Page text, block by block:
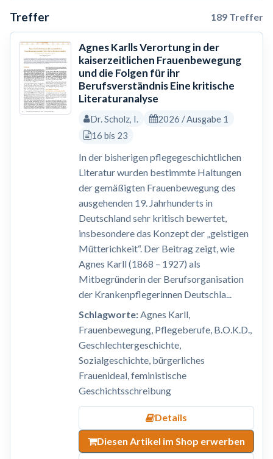
Treffer 189 Treffer
Agnes Karlls Verortung in der
kaiserzeitlichen Frauenbewegung
und die Folgen für ihr
Berufsverständnis Eine kritische
Literaturanalyse
Dr. Scholz, I.
2026 / Ausgabe 1
16 bis 23
In der bisherigen pflegegeschichtlichen
Literatur wurden bestimmte Haltungen
der gemäßigten Frauenbewegung des
ausgehenden 19. Jahrhunderts in
Deutschland sehr kritisch bewertet,
insbesondere das Konzept der „geistigen
Mütterichkeit“. Der Beitrag zeigt, wie
Agnes Karll (1868 – 1927) als
Mitbegründerin der Berufsorganisation
der Krankenpflegerinnen Deutschla...
Schlagworte:Agnes Karll,
Frauenbewegung, Pflegeberufe, B.O.K.D.,
Geschlechtergeschichte,
Sozialgeschichte, bürgerliches
Frauenideal, feministische
Geschichtsschreibung
Details
Diesen Artikel im Shop erwerben